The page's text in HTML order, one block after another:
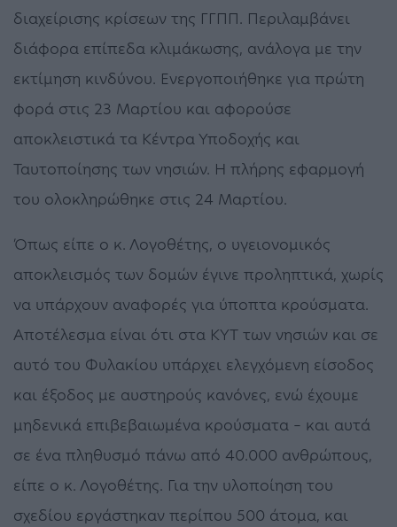
διαχείρισης κρίσεων της ΓΓΠΠ. Περιλαμβάνει
διάφορα επίπεδα κλιμάκωσης, ανάλογα με την
εκτίμηση κινδύνου. Ενεργοποιήθηκε για πρώτη
φορά στις 23 Μαρτίου και αφορούσε
αποκλειστικά τα Κέντρα Υποδοχής και
Ταυτοποίησης των νησιών. Η πλήρης εφαρμογή
του ολοκληρώθηκε στις 24 Μαρτίου.
Όπως είπε ο κ. Λογοθέτης, ο υγειονομικός
αποκλεισμός των δομών έγινε προληπτικά, χωρίς
να υπάρχουν αναφορές για ύποπτα κρούσματα.
Αποτέλεσμα είναι ότι στα ΚΥΤ των νησιών και σε
αυτό του Φυλακίου υπάρχει ελεγχόμενη είσοδος
και έξοδος με αυστηρούς κανόνες, ενώ έχουμε
μηδενικά επιβεβαιωμένα κρούσματα – και αυτά
σε ένα πληθυσμό πάνω από 40.000 ανθρώπους,
είπε ο κ. Λογοθέτης. Για την υλοποίηση του
σχεδίου εργάστηκαν περίπου 500 άτομα, και